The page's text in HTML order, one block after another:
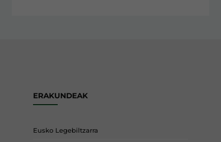
ERAKUNDEAK
Eusko Legebiltzarra